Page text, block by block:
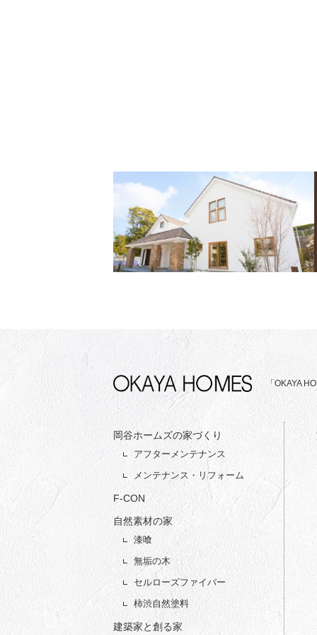
「OKAYA
岡谷ホームズの家づくり
アフターメンテナンス
メンテナンス・リフォーム
F-CON
自然素材の家
漆喰
無垢の木
セルローズファイバー
柿渋自然塗料
建築家と創る家